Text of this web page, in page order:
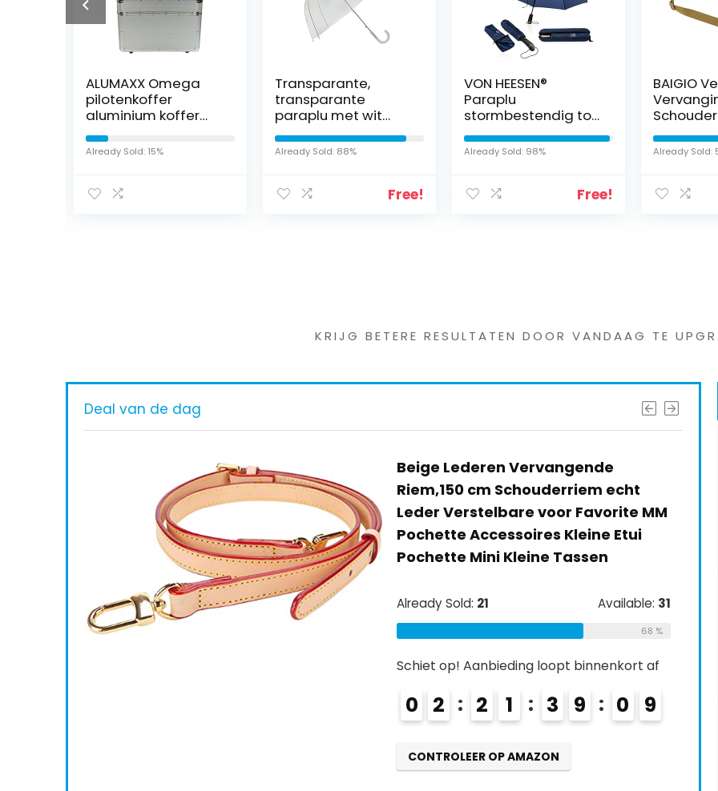
ALUMAXX Omega
pilotenkoffer
aluminium koffer
trolley
Already Sold: 15%
Transparante,
transparante
paraplu met wit
handvat,
bruiloftsparap.
Already Sold: 88%
Free!
VON HEESEN®
Paraplu
stormbestendig tot
140 km/h – incl.
paraplutas &
reisetui- zakparaplu
open-mechanisme,
Already Sold: 98%
Free!
BAIGIO
Riem
Riem
Already Sold:
KRIJG BETERE RESULTATEN DOOR VANDAAG TE
Deal van de dag
Beige Lederen Vervangende
Riem,150 cm Schouderriem echt
Leder Verstelbare voor Favorite MM
Pochette Accessoires Kleine Etui
Pochette Mini Kleine Tassen
Already Sold: 21 Available: 31
68 %
Schiet op! Aanbieding loopt binnenkort af
0 2 2 1 3 9 0 8
CONTROLEER OP AMAZON